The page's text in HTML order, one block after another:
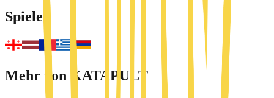
Spiele
Mehr von KATAPULT